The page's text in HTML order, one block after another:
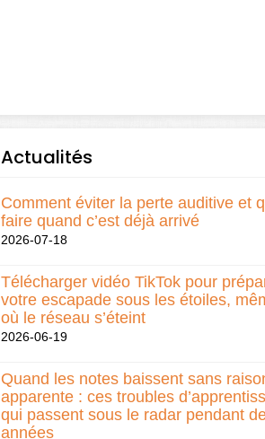
Actualités
Comment éviter la perte auditive et
faire quand c’est déjà arrivé
2026-07-18
Télécharger vidéo TikTok pour
votre escapade sous les étoiles,
où le réseau s’éteint
2026-06-19
Quand les notes baissent sans
apparente : ces troubles
qui passent sous le radar pendant
années